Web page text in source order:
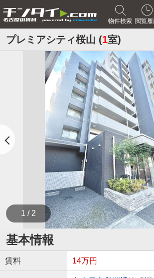
物件検索 閲覧
プレミアシティ桜山 (1室)
1 / 2
基本情報
賃料 14万円